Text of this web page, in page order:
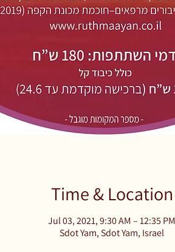
Time & Location
Jul 03, 2021, 9:30 AM – 12:35 PM
Sdot Yam, Sdot Yam, Israel